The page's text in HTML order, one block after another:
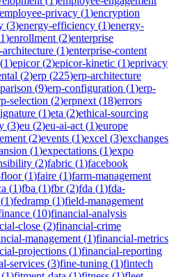
employee-privacy (1)encryption
(3)energy-efficiency (1)energy-
1)enrollment (2)enterprise
architecture (1)enterprise-content
(1)epicor(2)epicor-kinetic (1)eprivacy
(2)erp (225)erp-architecture
(9)erp-configuration (1)erp-
selection (2)erpnext (18)errors
(1)eta (2)ethical-sourcing
(3)eu (2)eu-ai-act (1)europe
(2)events (1)excel (3)exchanges
(1)expectations (1)expo
(2)fabric (1)facebook
(1)faire (1)farm-management
(1)fba (1)fbr(2)fda (1)fda-
(1)fedramp (1)field-management
(10)financial-analysis
close (2)financial-crime
management (1)financial-metrics
projections (1)financial-reporting
services (3)fine-tuning (1)fintech